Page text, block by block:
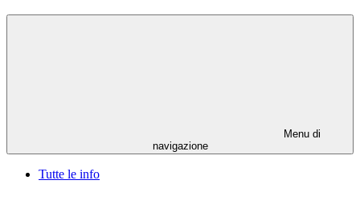
Menu di
navigazione
Tutte le info